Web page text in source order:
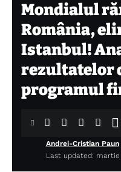
Mondialul
România,
Istanbul!
rezultatelor
programul
Last updated: martie
Andrei-Cristian Paun